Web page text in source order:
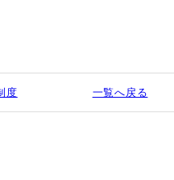
度 一覧へ戻る